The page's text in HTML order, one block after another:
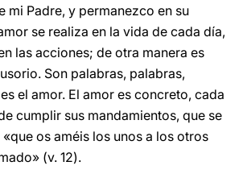
mi Padre, y permanezco en su
se realiza en la vida de cada día,
las acciones; de otra manera es
Son palabras, palabras,
el amor. El amor es concreto, cada
cumplir sus mandamientos, que se
«que os améis los unos a los otros
(v. 12).